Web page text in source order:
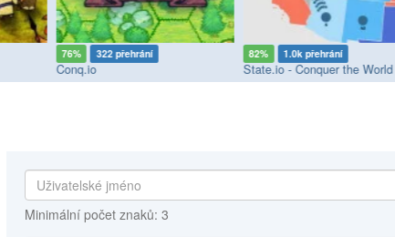
76% 322 přehrání
Conq.io
82% 1.0k přehrání
State.io - Conquer the World
Minimální počet znaků: 3